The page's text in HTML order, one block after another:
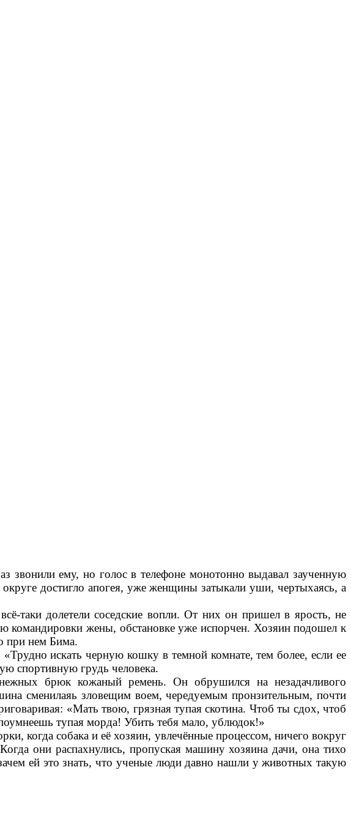
звонили ему, но голос в телефоне монотонно выдавал заученную
достигло апогея, уже женщины затыкали уши, чертыхаясь, а
таки долетели соседские вопли. От них он пришел в ярость, не
жены, обстановке уже испорчен. Хозяин подошел к
при нем Бима.
искать черную кошку в темной комнате, тем более, если ее
спортивную грудь человека.
брюк кожаный ремень. Он обрушился на незадачливого
сменилаяь зловещим воем, чередуемым пронзительным, почти
«Мать твою, грязная тупая скотина. Чтоб ты сдох, чтоб
тупая морда! Убить тебя мало, ублюдок!»
когда собака и её хозяин, увлечённые процессом, ничего вокруг
они распахнулись, пропуская машину хозяина дачи, она тихо
ей это знать, что ученые люди давно нашли у животных такую